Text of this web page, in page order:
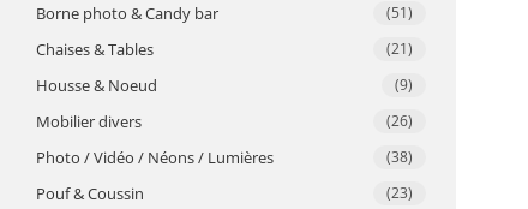
Borne photo & Candy bar (51)
Chaises & Tables (21)
Housse & Noeud (9)
Mobilier divers (26)
Photo / Vidéo / Néons / Lumières (38)
Pouf & Coussin (23)